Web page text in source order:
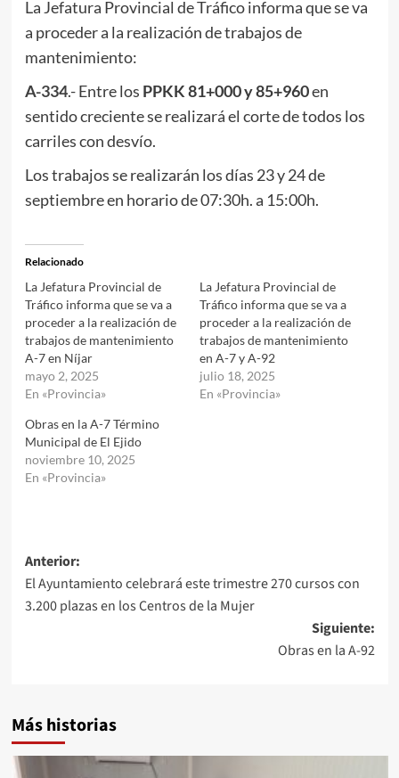
La Jefatura Provincial de Tráfico informa que se va
a proceder a la realización de trabajos de
mantenimiento:
A-334.- Entre los PPKK81+000 y 85+960en
sentido creciente se realizará el corte de todos los
carriles con desvío.
Los trabajos se realizarán los días 23 y 24 de
septiembre en horario de 07:30h. a 15:00h.
Relacionado
La Jefatura Provincial de
Tráfico informa que se va a
proceder a la realización de
trabajos de mantenimiento
A-7 en Níjar
mayo 2, 2025
En «Provincia»
La Jefatura Provincial de
Tráfico informa que se va a
proceder a la realización de
trabajos de mantenimiento
en A-7 y A-92
julio 18, 2025
En «Provincia»
Obras en la A-7 Término
Municipal de El Ejido
noviembre 10, 2025
En «Provincia»
Navegación
de
entradas
Anterior:
El Ayuntamiento celebrará este trimestre 270 cursos con
3.200 plazas en los Centros de la Mujer
Siguiente:
Obras en la A-92
Más historias